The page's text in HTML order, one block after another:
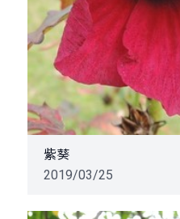
紫葵
2019/03/25